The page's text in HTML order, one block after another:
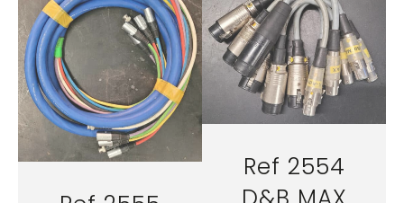
Ref 2554